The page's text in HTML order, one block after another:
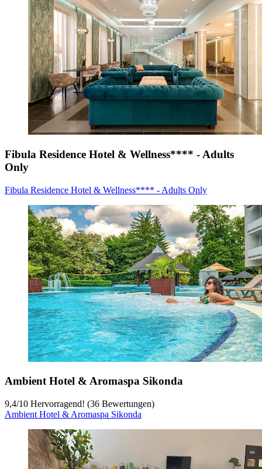
Fibula Residence Hotel & Wellness**** - Adults
Only
Fibula Residence Hotel & Wellness**** - Adults Only
Ambient Hotel & Aromaspa Sikonda
9,4/10 Hervorragend! (36 Bewertungen)
Ambient Hotel & Aromaspa Sikonda